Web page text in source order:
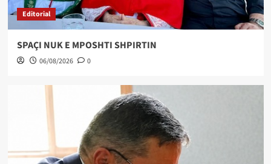
Editorial
SPAÇI NUK E MPOSHTI SHPIRTIN
06/08/2026 0